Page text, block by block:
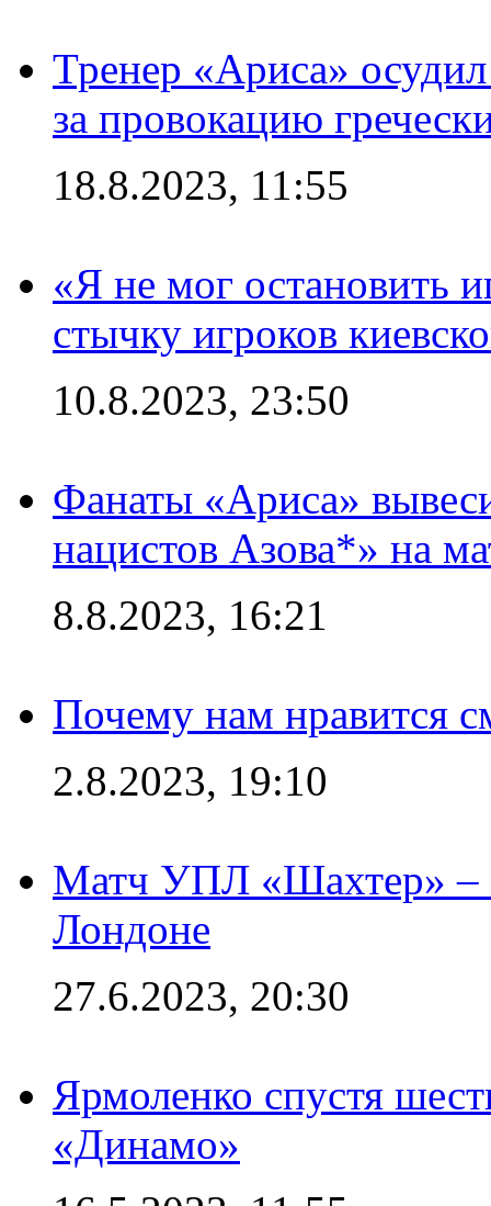
Тренер «Ариса»
за провокацию
18.8.2023, 11:55
«Я не мог остановить
стычку игроков
10.8.2023, 23:50
Фанаты «Ариса»
нацистов Азова*» на
8.8.2023, 16:21
Почему нам нравится
2.8.2023, 19:10
Матч УПЛ «Шахтер» –
Лондоне
27.6.2023, 20:30
Ярмоленко спустя
«Динамо»